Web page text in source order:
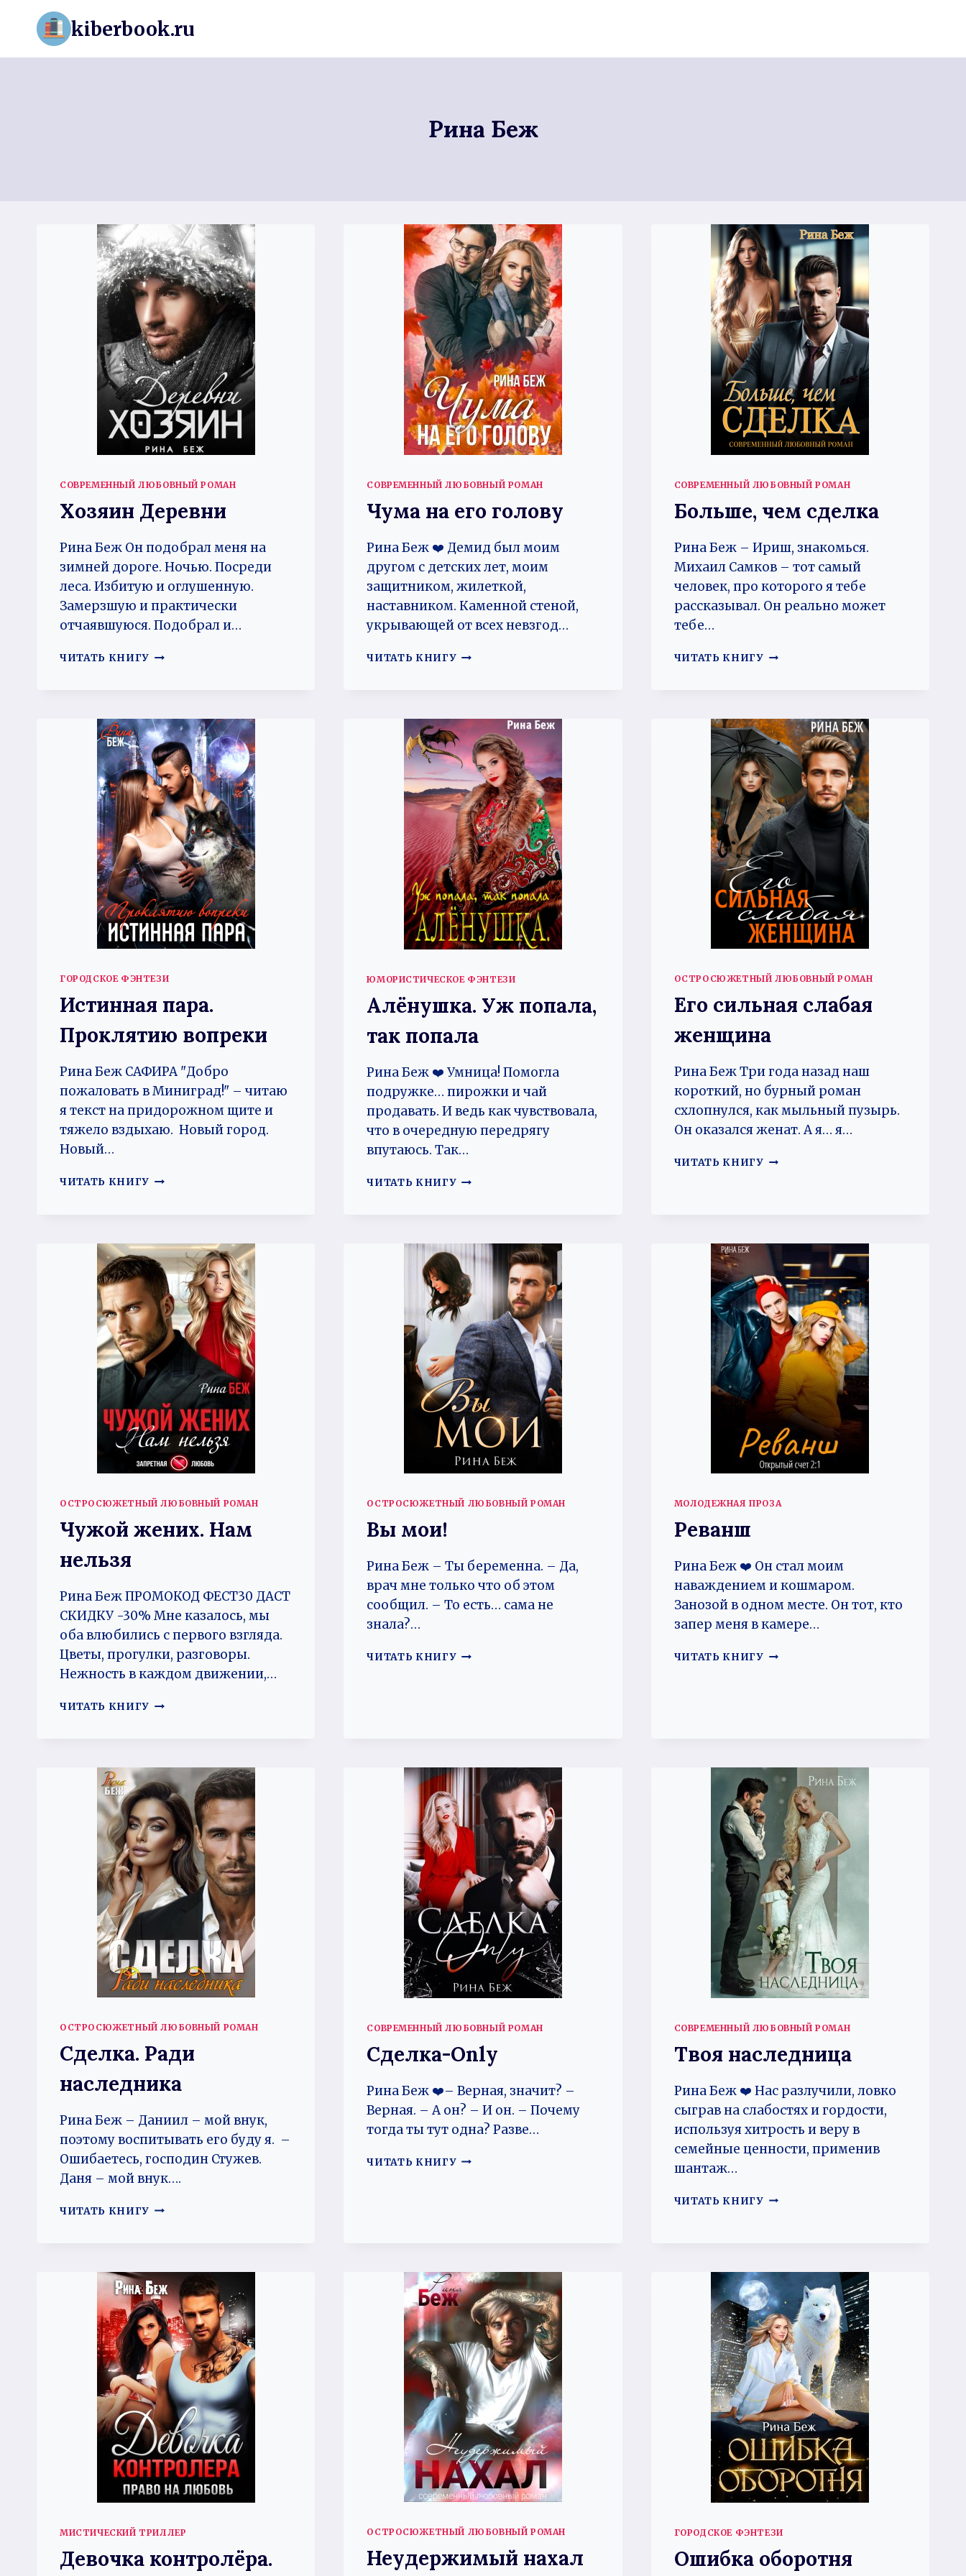
Перейти
содержимому
kiberbook.ru
Рина Беж
СОВРЕМЕННЫЙ ЛЮБОВНЫЙ РОМАН
Хозяин Деревни
Рина Беж Он подобрал меня на
зимней дороге. Ночью. Посреди
леса. Избитую и оглушенную.
Замерзшую и практически
отчаявшуюся. Подобрал и…
ЧИТАТЬ КНИГУ ХОЗЯИН
СОВРЕМЕННЫЙ ЛЮБОВНЫЙ РОМАН
Чума на его голову
Рина Беж ❤️ Демид был моим
другом с детских лет, моим
защитником, жилеткой,
наставником. Каменной стеной,
укрывающей от всех невзгод…
ЧИТАТЬ КНИГУ ЧУМА
СОВРЕМЕННЫЙ ЛЮБОВНЫЙ РОМАН
Больше, чем сделка
Рина Беж – Ириш, знакомься.
Михаил Самков – тот самый
человек, про которого я тебе
рассказывал. Он реально может
тебе…
ЧИТАТЬ КНИГУ БОЛЬШЕ,
ГОРОДСКОЕ ФЭНТЕЗИ
Истинная пара.
Проклятию вопреки
Рина Беж САФИРА "Добро
пожаловать в Миниград!" – читаю
я текст на придорожном щите и
тяжело вздыхаю. Новый город.
Новый…
ЧИТАТЬ КНИГУ ИСТИННАЯ
ЮМОРИСТИЧЕСКОЕ ФЭНТЕЗИ
Алёнушка. Уж попала,
так попала
Рина Беж ❤️ Умница! Помогла
подружке… пирожки и чай
продавать. И ведь как чувствовала,
что в очередную передрягу
впутаюсь. Так…
ЧИТАТЬ КНИГУ АЛЁНУШКА.
ОСТРОСЮЖЕТНЫЙ ЛЮБОВНЫЙ РОМАН
Его сильная слабая
женщина
Рина Беж Три года назад наш
короткий, но бурный роман
схлопнулся, как мыльный пузырь.
Он оказался женат. А я… я…
ЧИТАТЬ КНИГУ ЕГО
ОСТРОСЮЖЕТНЫЙ ЛЮБОВНЫЙ РОМАН
Чужой жених. Нам
нельзя
Рина Беж ПРОМОКОД ФЕСТ30 ДАСТ
СКИДКУ -30% Мне казалось, мы
оба влюбились с первого взгляда.
Цветы, прогулки, разговоры.
Нежность в каждом движении,…
ЧИТАТЬ КНИГУ ЧУЖОЙ
ОСТРОСЮЖЕТНЫЙ ЛЮБОВНЫЙ РОМАН
Вы мои!
Рина Беж – Ты беременна. – Да,
врач мне только что об этом
сообщил. – То есть… сама не
знала?…
ЧИТАТЬ КНИГУ ВЫ
МОЛОДЕЖНАЯ ПРОЗА
Реванш
Рина Беж ❤️ Он стал моим
наваждением и кошмаром.
Занозой в одном месте. Он тот, кто
запер меня в камере…
ЧИТАТЬ КНИГУ РЕВАНШ
ОСТРОСЮЖЕТНЫЙ ЛЮБОВНЫЙ РОМАН
Сделка. Ради
наследника
Рина Беж – Даниил – мой внук,
поэтому воспитывать его буду я. –
Ошибаетесь, господин Стужев.
Даня – мой внук….
ЧИТАТЬ КНИГУ СДЕЛКА.
СОВРЕМЕННЫЙ ЛЮБОВНЫЙ РОМАН
Сделка-Only
Рина Беж ❤️– Верная, значит? –
Верная. – А он? – И он. – Почему
тогда ты тут одна? Разве…
ЧИТАТЬ КНИГУ СДЕЛКА-
СОВРЕМЕННЫЙ ЛЮБОВНЫЙ РОМАН
Твоя наследница
Рина Беж ❤️ Нас разлучили, ловко
сыграв на слабостях и гордости,
используя хитрость и веру в
семейные ценности, применив
шантаж…
ЧИТАТЬ КНИГУ ТВОЯ
МИСТИЧЕСКИЙ ТРИЛЛЕР
Девочка контролёра.
ОСТРОСЮЖЕТНЫЙ ЛЮБОВНЫЙ РОМАН
Неудержимый нахал
ГОРОДСКОЕ ФЭНТЕЗИ
Ошибка оборотня